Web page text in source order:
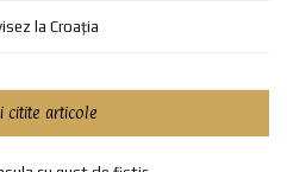
la Croația
citite articole